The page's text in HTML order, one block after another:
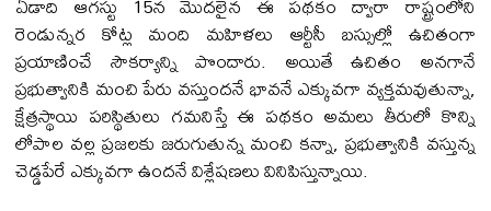
రెండున్నర కోట్ల మంది మహిళలు ఆర్టీసీ బస్సుల్లో ఉచితంగా
ప్రయాణించే సౌకర్యాన్ని పొందారు. అయితే ఉచితం అనగానే
ప్రభుత్వానికి మంచి పేరు వస్తుందనే భావనే ఎక్కువగా వ్యక్తమవుతున్నా,
క్షేత్రస్థాయి పరిస్థితులు గమనిస్తే ఈ పథకం అమలు తీరులో కొన్ని
లోపాల వల్ల ప్రజలకు జరుగుతున్న మంచి కన్నా, ప్రభుత్వానికి వస్తున్న
చెడ్డపేరే ఎక్కువగా ఉందనే విశ్లేషణలు వినిపిస్తున్నాయి.